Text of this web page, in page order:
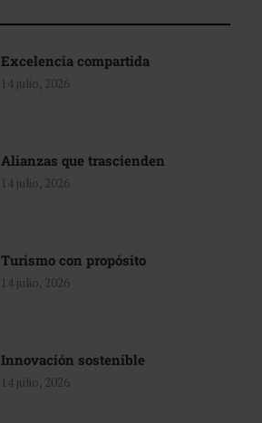
Excelencia compartida
14 julio, 2026
Alianzas que trascienden
14 julio, 2026
Turismo con propósito
14 julio, 2026
Innovación sostenible
14 julio, 2026